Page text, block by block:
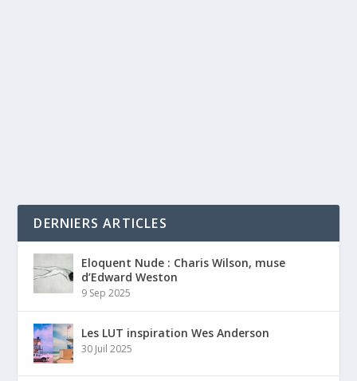
DERNIERS ARTICLES
Eloquent Nude : Charis Wilson, muse
d’Edward Weston
9 Sep 2025
Les LUT inspiration Wes Anderson
30 Juil 2025